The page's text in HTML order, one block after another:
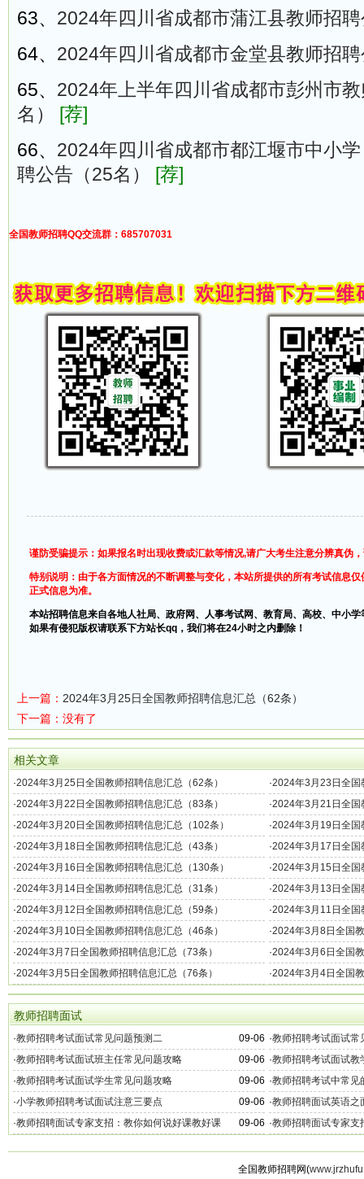
63、 2024年四川省成都市蒲江县教师招
64、 2024年四川省成都市金堂县教师招
65、 2024年上半年四川省成都市彭州市
名）
[荐]
66、 2024年四川省成都市都江堰市中小
聘公告（25名）
[荐]
全国教师招聘QQ交流群：685707031
谨防受骗提示：如果报名时出现收费或汇款等情况,请广大考生注意分辨真伪
特别说明：由于各方面情况的不断调整与变化，本站所提供的所有考试信息
正式信息为准。
本站招聘信息来自各地人社局、政府网、人事考试网、教育局、高校、中小
如果有侵犯版权请联系下方站长qq，我们将在24小时之内删除！
上一篇： 2024年3月25日全国教师招聘信息汇总（62条）
下一篇：没有了
相关文章
·2024年3月25日全国教师招聘信息汇总（62条） ·2024年3月23日全国
·2024年3月22日全国教师招聘信息汇总（83条） ·2024年3月21日全国
·2024年3月20日全国教师招聘信息汇总（102条） ·2024年3月19日全国
·2024年3月18日全国教师招聘信息汇总（43条） ·2024年3月17日全国
·2024年3月16日全国教师招聘信息汇总（130条） ·2024年3月15日全国
·2024年3月14日全国教师招聘信息汇总（31条） ·2024年3月13日全国
·2024年3月12日全国教师招聘信息汇总（59条） ·2024年3月11日全国
·2024年3月10日全国教师招聘信息汇总（46条） ·2024年3月8日全国
·2024年3月7日全国教师招聘信息汇总（73条） ·2024年3月6日全国
·2024年3月5日全国教师招聘信息汇总（76条） ·2024年3月4日全国
教师招聘面试
09-06
·教师招聘考试面试常见问题预测二 ·教师招聘考试面试常
09-06
·教师招聘考试面试班主任常见问题攻略 ·教师招聘考试面试教
09-06
·教师招聘考试面试学生常见问题攻略 ·教师招聘考试中常见
09-06
·小学教师招聘考试面试注意三要点 ·教师招聘面试英语之
09-06
·教师招聘面试专家支招：教你如何说好课教好课 ·教师招聘面试专家支
全国教师招聘网(